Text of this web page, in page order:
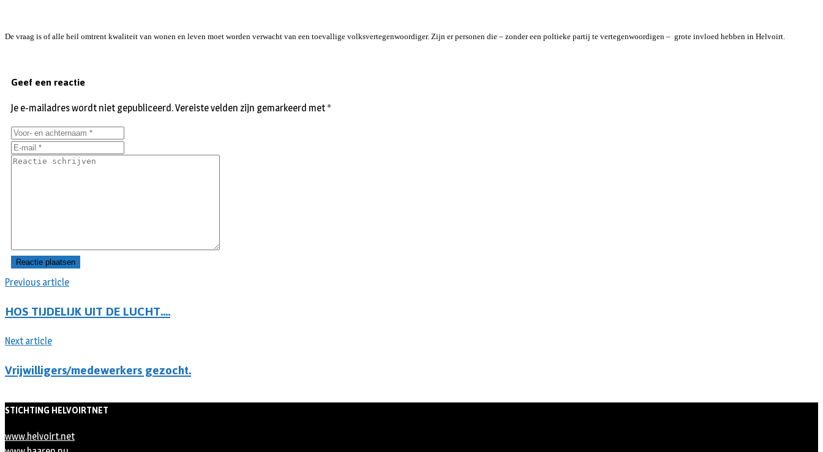
De vraag is of alle heil omtrent kwaliteit van wonen en leven moet worden verwacht van een toevallige volksvertegenwoordiger. Zijn er personen die – zonder een poltieke partij te vertegenwoordigen – grote invloed hebben in Helvoirt.
Previous article
HOS TIJDELIJK UIT DE LUCHT….
Next article
Vrijwilligers/medewerkers gezocht.
Geef een reactie
Je e-mailadres wordt niet gepubliceerd.Vereiste velden zijn gemarkeerd met *
STICHTING HELVOIRTNET
www.helvoirt.net